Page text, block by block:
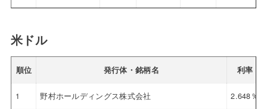
米ドル
順位 発行体・銘柄名 利率
1 野村ホールディングス株式会社 2.648％